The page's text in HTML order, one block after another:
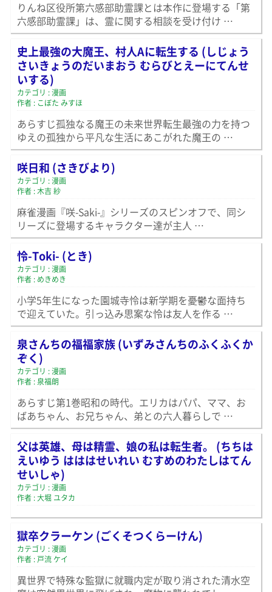
りんね区役所第六感部助霊課とは本作に登場する「第
六感部助霊課」は、霊に関する相談を受け付け …
史上最強の大魔王、村人Aに転生する (しじょう
さいきょうのだいまおう むらびとえーにてんせ
いする)
カテゴリ : 漫画
作者 : こぼた みすほ
あらすじ孤独なる魔王の未来世界転生最強の力を持つ
ゆえの孤独から平凡な生活にあこがれた魔王の …
咲日和 (さきびより)
カテゴリ : 漫画
作者 : 木吉 紗
麻雀漫画『咲-Saki-』シリーズのスピンオフで、同シ
リーズに登場するキャラクター達が主人 …
怜-Toki- (とき)
カテゴリ : 漫画
作者 : めきめき
小学5年生になった園城寺怜は新学期を憂鬱な面持ち
で迎えていた。引っ込み思案な怜は友人を作る …
泉さんちの福福家族 (いずみさんちのふくふくか
ぞく)
カテゴリ : 漫画
作者 : 泉福朗
あらすじ第1巻昭和の時代。エリカはパパ、ママ、お
ばあちゃん、お兄ちゃん、弟との六人暮らしで …
父は英雄、母は精霊、娘の私は転生者。 (ちちは
えいゆう はははせいれい むすめのわたしはてん
せいしゃ)
カテゴリ : 漫画
作者 : 大堀 ユタカ
獄卒クラーケン (ごくそつくらーけん)
カテゴリ : 漫画
作者 : 戸流 ケイ
異世界で特殊な監獄に就職内定が取り消された清水空